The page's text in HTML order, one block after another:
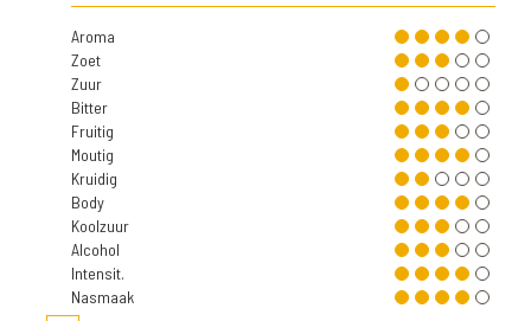
Aroma
Zoet
Zuur
Bitter
Fruitig
Moutig
Kruidig
Body
Koolzuur
Alcohol
Intensit.
Nasmaak